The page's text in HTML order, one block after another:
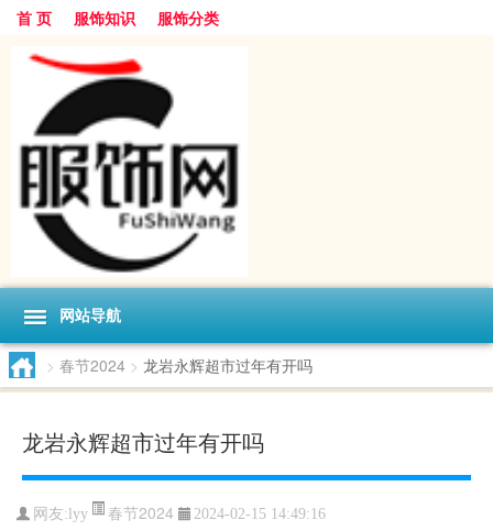
首 页 服饰知识 服饰分类
网站导航
> 春节2024 > 龙岩永辉超市过年有开吗
龙岩永辉超市过年有开吗
网友: lyy 春节2024 2024-02-15 14:49:16